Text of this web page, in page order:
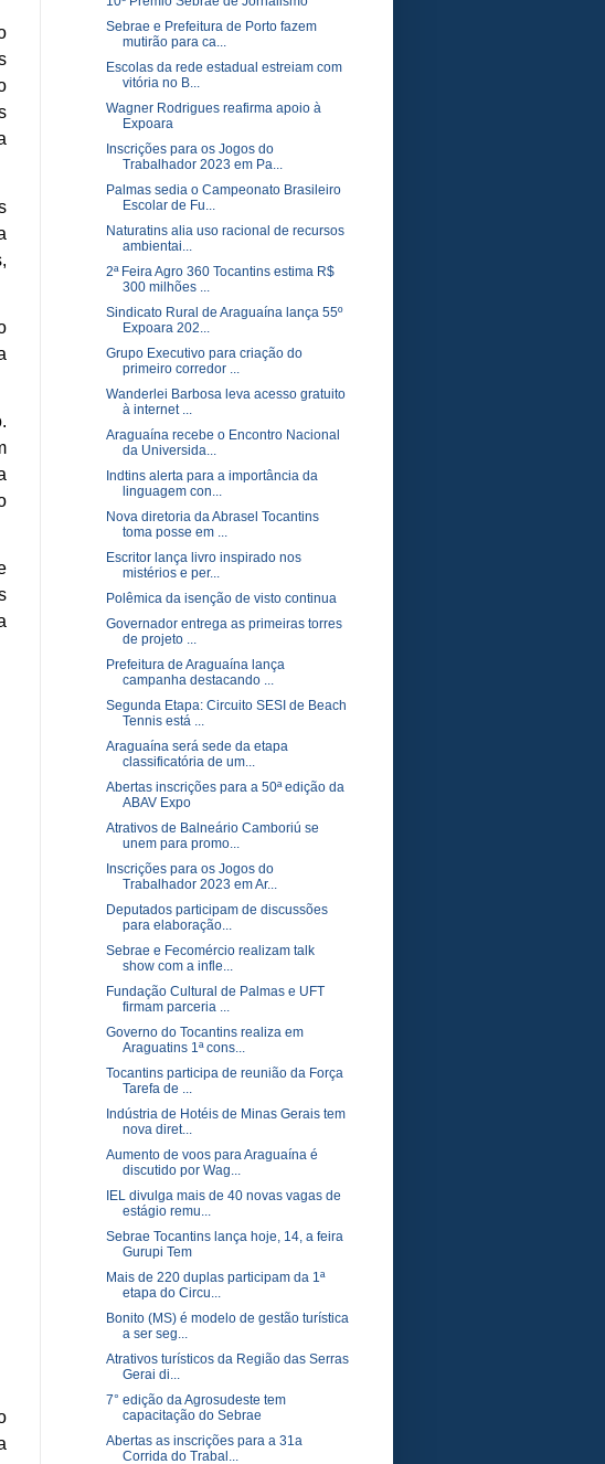
Sebrae e Prefeitura de Porto fazem
mutirão para ca...
Escolas da rede estadual estreiam com
vitória no B...
Wagner Rodrigues reafirma apoio à
Expoara
Inscrições para os Jogos do
Trabalhador 2023 em Pa...
Palmas sedia o Campeonato Brasileiro
Escolar de Fu...
Naturatins alia uso racional de recursos
ambientai...
2ª Feira Agro 360 Tocantins estima R$
300 milhões ...
Sindicato Rural de Araguaína lança 55º
Expoara 202...
Grupo Executivo para criação do
primeiro corredor ...
Wanderlei Barbosa leva acesso gratuito
à internet ...
Araguaína recebe o Encontro Nacional
da Universida...
Indtins alerta para a importância da
linguagem con...
Nova diretoria da Abrasel Tocantins
toma posse em ...
Escritor lança livro inspirado nos
mistérios e per...
Polêmica da isenção de visto continua
Governador entrega as primeiras torres
de projeto ...
Prefeitura de Araguaína lança
campanha destacando ...
Segunda Etapa: Circuito SESI de Beach
Tennis está ...
Araguaína será sede da etapa
classificatória de um...
Abertas inscrições para a 50ª edição da
ABAV Expo
Atrativos de Balneário Camboriú se
unem para promo...
Inscrições para os Jogos do
Trabalhador 2023 em Ar...
Deputados participam de discussões
para elaboração...
Sebrae e Fecomércio realizam talk
show com a infle...
Fundação Cultural de Palmas e UFT
firmam parceria ...
Governo do Tocantins realiza em
Araguatins 1ª cons...
Tocantins participa de reunião da Força
Tarefa de ...
Indústria de Hotéis de Minas Gerais tem
nova diret...
Aumento de voos para Araguaína é
discutido por Wag...
IEL divulga mais de 40 novas vagas de
estágio remu...
Sebrae Tocantins lança hoje, 14, a feira
Gurupi Tem
Mais de 220 duplas participam da 1ª
etapa do Circu...
Bonito (MS) é modelo de gestão turística
a ser seg...
Atrativos turísticos da Região das Serras
Gerai di...
7° edição da Agrosudeste tem
capacitação do Sebrae
Abertas as inscrições para a 31a
Corrida do Trabal...